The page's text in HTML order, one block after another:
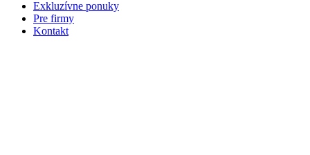
Exkluzívne ponuky
Pre firmy
Kontakt